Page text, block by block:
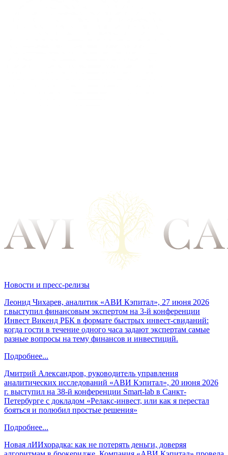
Новости и пресс-релизы
Леонид Чихарев, аналитик «АВИ Кэпитал», 27 июня 2026
г.выступил финансовым экспертом на 3-й конференции
Инвест Викенд РБК в формате быстрых инвест-свиданий:
когда гости в течение одного часа задают экспертам самые
разные вопросы на тему финансов и инвестиций.
Подробнее...
Дмитрий Александров, руководитель управления
аналитических исследований «АВИ Кэпитал», 20 июня 2026
г. выступил на 38-й конференции Smart-lab в Санкт-
Петербурге с докладом «Релакс-инвест, или как я перестал
бояться и полюбил простые решения»
Подробнее...
Новая лИИхорадка: как не потерять деньги, доверяя